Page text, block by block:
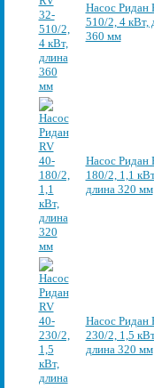
Насос Ридан
510/2, 4 кВт,
360 мм
Насос Ридан
180/2, 1,1
длина 320 мм
Насос Ридан
230/2, 1,5
длина 320 мм